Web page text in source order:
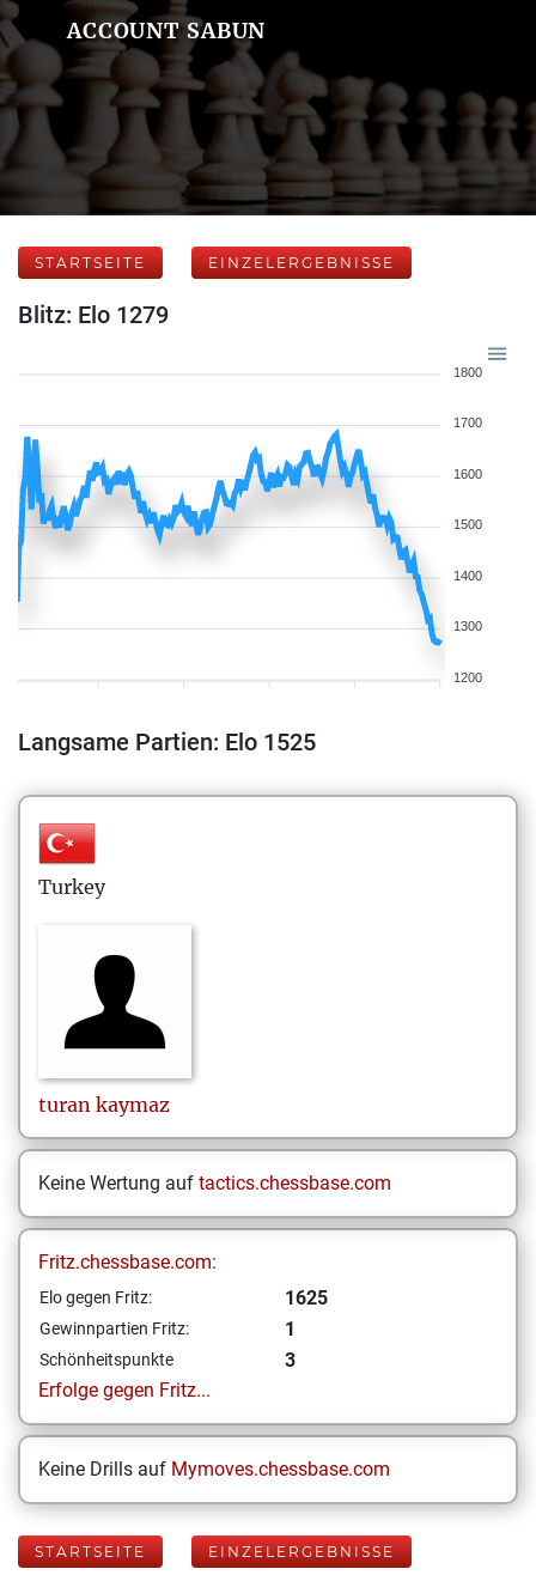
ACCOUNT SABUN
STARTSEITE EINZELERGEBNISSE
Blitz: Elo 1279
1800
1700
1600
1500
1400
1300
1200
Langsame Partien: Elo 1525
Turkey
turan kaymaz
Keine Wertung auf tactics.chessbase.com
Fritz.chessbase.com:
Elo gegen Fritz: 1625
Gewinnpartien Fritz: 1
Schönheitspunkte
3
Erfolge gegen Fritz...
Keine Drills auf Mymoves.chessbase.com
STARTSEITE EINZELERGEBNISSE